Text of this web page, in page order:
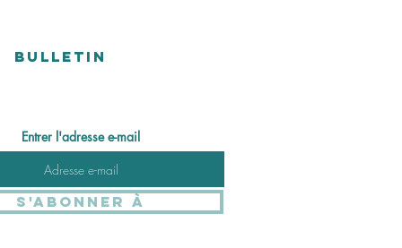
BULLETIN
Entrer l'adresse e-mail
S'abonner à